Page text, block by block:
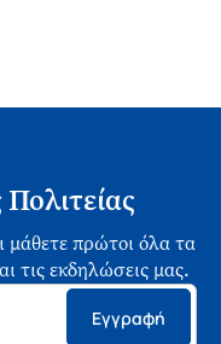
πρώτοι όλα τα
τις εκδηλώσεις μας.
Εγγραφή